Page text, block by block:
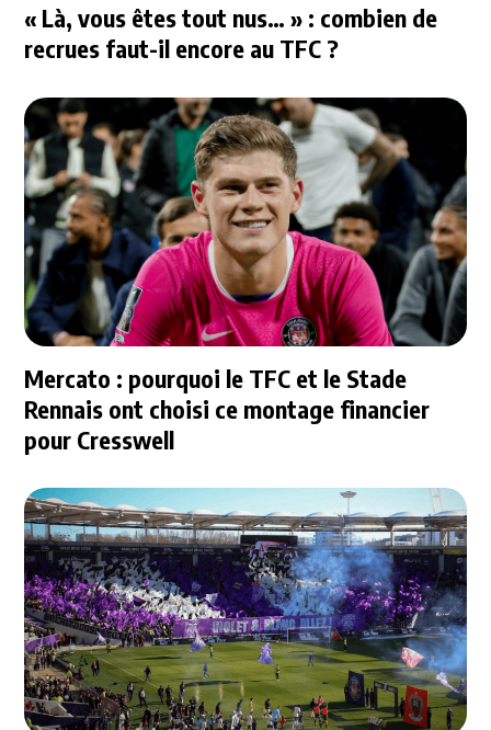
« Là, vous êtes tout nus… » : combien de
recrues faut-il encore au TFC ?
Mercato : pourquoi le TFC et le Stade
Rennais ont choisi ce montage financier
pour Cresswell